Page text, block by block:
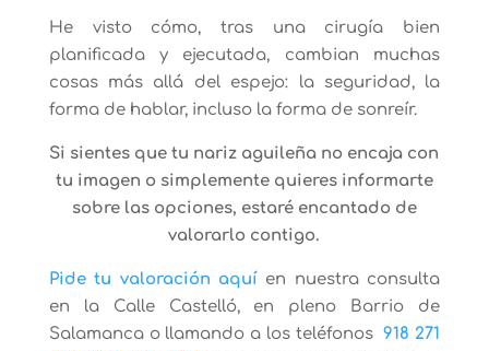
He visto cómo, tras una cirugía bien
planificada y ejecutada, cambian muchas
cosas más allá del espejo: la seguridad, la
forma de hablar, incluso la forma de sonreír.
Si sientes que tu nariz aguileña no encaja con
tu imagen o simplemente quieres informarte
sobre las opciones, estaré encantado de
valorarlo contigo.
Pide tu valoración aquí en nuestra consulta
en la Calle Castelló, en pleno Barrio de
Salamanca o llamando a los teléfonos918 271